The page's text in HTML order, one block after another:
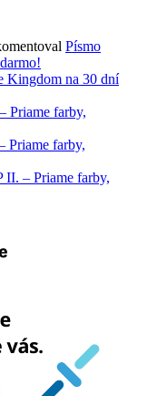
Písmo
Kingdom na 30 dní
Priame farby,
Priame farby,
II. – Priame farby,